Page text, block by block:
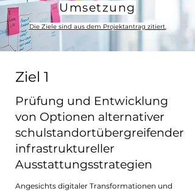
Umsetzung
Die Ziele sind aus dem Projektantrag zitiert.
Ziel 1
Prüfung und Entwicklung
von Optionen alternativer
schulstandortübergreifender
infrastruktureller
Ausstattungsstrategien
Angesichts digitaler Transformationen und